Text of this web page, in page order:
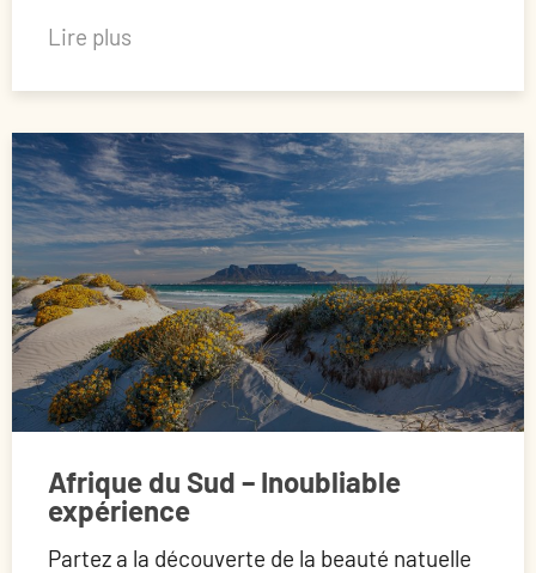
Lire plus
Afrique du Sud – Inoubliable
expérience
Partez a la découverte de la beauté natuelle